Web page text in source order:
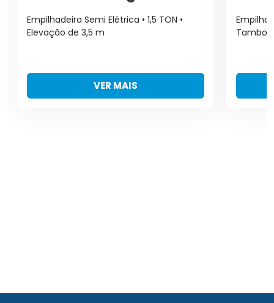
Empilhadeira Semi Elétrica • 1,5 TON •
Elevação de 3,5 m
VER MAIS
Tambor